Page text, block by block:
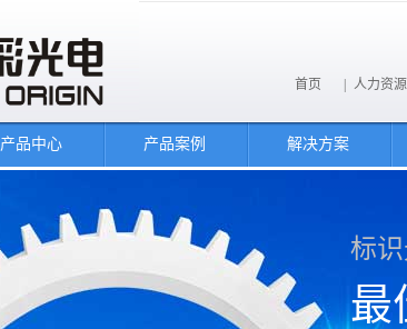
首页 人力资源
产品中心 产品案例 解决方案
标
最